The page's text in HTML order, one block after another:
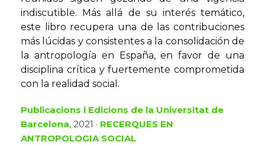
indiscutible. Más allá de su interés temático,
este libro recupera una de las contribuciones
más lúcidas y consistentes a la consolidación de
la antropología en España, en favor de una
disciplina crítica y fuertemente comprometida
con la realidad social.
Publicacions i Edicions de la Universitat de
Barcelona, 2021 · RECERQUES EN
ANTROPOLOGIA SOCIAL